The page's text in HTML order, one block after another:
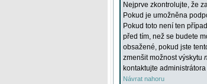
Nejprve zkontrolujte, že
Pokud je umožněna
Pokud toto není ten
před tím, než se budete
obsažené, pokud jste
zmenšit možnost výskytu
kontaktujte
Návrat nahoru